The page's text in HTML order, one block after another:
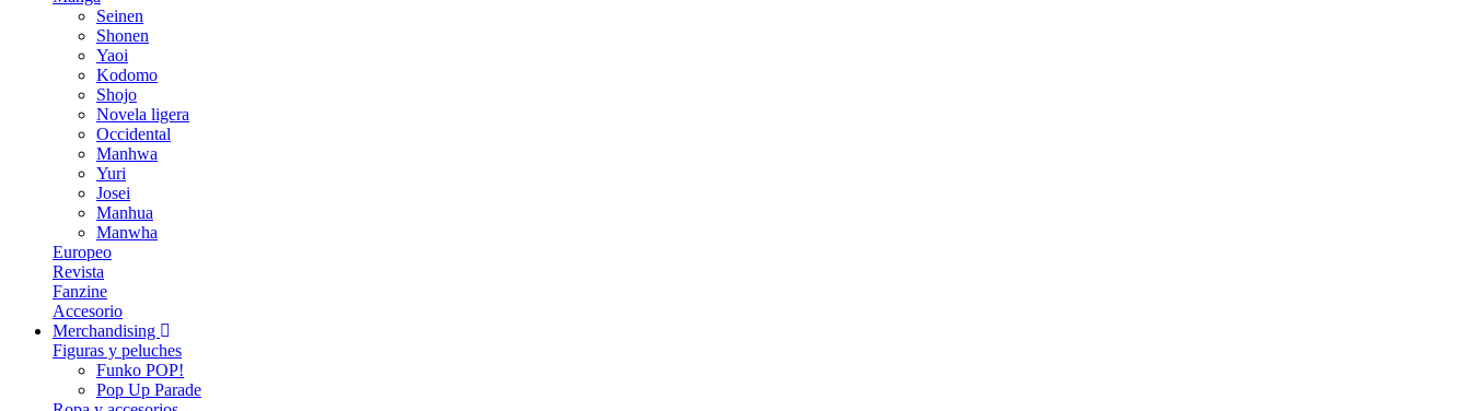
Seinen
Shonen
Yaoi
Kodomo
Shojo
Novela ligera
Occidental
Manhwa
Yuri
Josei
Manhua
Manwha
Europeo
Revista
Fanzine
Accesorio
Merchandising
Figuras y peluches
Funko POP!
Pop Up Parade